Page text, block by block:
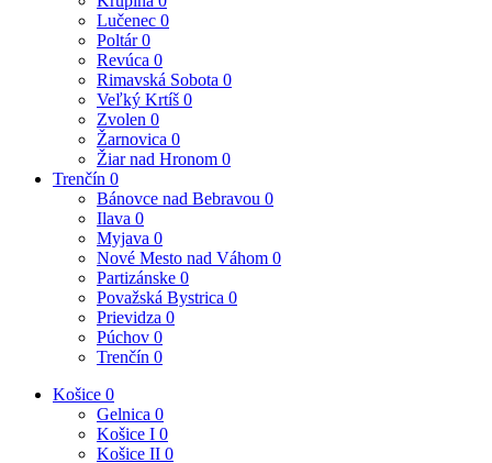
Lučenec 0
Poltár0
Revúca 0
Rimavská Sobota 0
Veľký Krtíš 0
Zvolen 0
Žarnovica 0
Žiar nad Hronom 0
Trenčín 0
Bánovce nad Bebravou 0
Ilava 0
Myjava 0
Nové Mesto nad Váhom 0
Partizánske 0
Považská Bystrica 0
Prievidza 0
Púchov 0
Trenčín 0
Košice 0
Gelnica 0
Košice I 0
Košice II 0